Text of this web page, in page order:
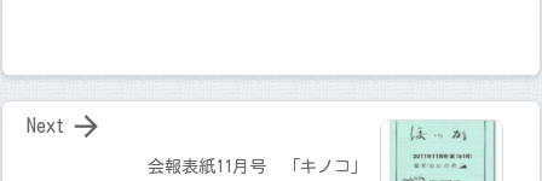
会報表紙11月号 「キノコ」

Next